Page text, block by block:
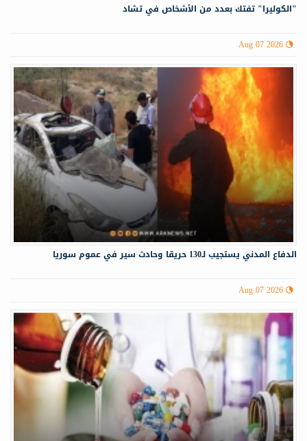
"الكوليرا" تفتك بعدد من الأشخاص في تشاد
Aug 07 2026
الدفاع المدني يستجيب لـ130 حريقا وحادث سير في عموم سوريا
Aug 07 2026